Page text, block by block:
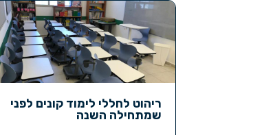
ריהוט לחללי לימוד קונים לפני
שמתחילה השנה